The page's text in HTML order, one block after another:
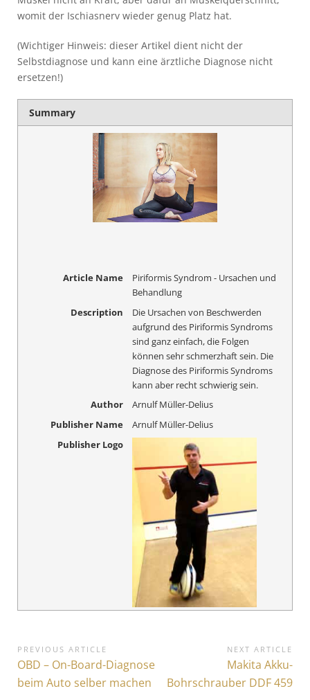
womit der Ischiasnerv wieder genug Platz hat.
(Wichtiger Hinweis: dieser Artikel dient nicht der
Selbstdiagnose und kann eine ärztliche Diagnose nicht
ersetzen!)
Summary
Article Name
Piriformis Syndrom - Ursachen und
Behandlung
Description
Die Ursachen von Beschwerden
aufgrund des Piriformis Syndroms
sind ganz einfach, die Folgen
können sehr schmerzhaft sein. Die
Diagnose des Piriformis Syndroms
kann aber recht schwierig sein.
Author
Arnulf Müller-Delius
Publisher Name
Arnulf Müller-Delius
Publisher Logo
B
e
PREVIOUS ARTICLE
P
r
OBD – On-Board-Diagnose
beim Auto selber machen
NEXT ARTICLE
N
e
Makita Akku-
Bohrschrauber DDF 459